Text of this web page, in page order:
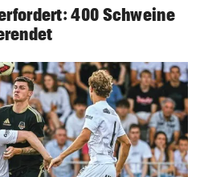
400 Schweine